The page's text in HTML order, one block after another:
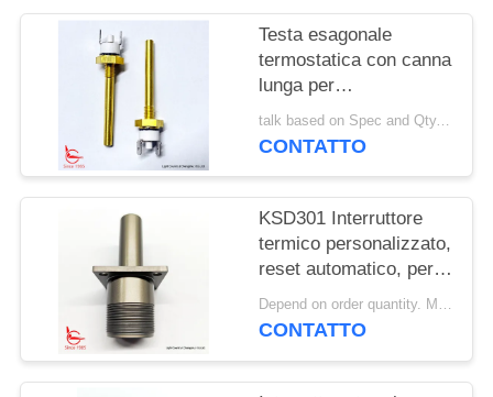
MAPPA
PRIVACY
POLICY
Testa esagonale
termostatica con canna
lunga per
apparecchiature di
riscaldamento solare
talk based on Spec and Qty. MOQ:1000 pezzi
CONTATTO
KSD301 Interruttore
termico personalizzato,
reset automatico, per
macchine per la pulizia
della neve
Depend on order quantity. MOQ:1000 pezzi, supportano anche la quantità di campioni o test.
CONTATTO